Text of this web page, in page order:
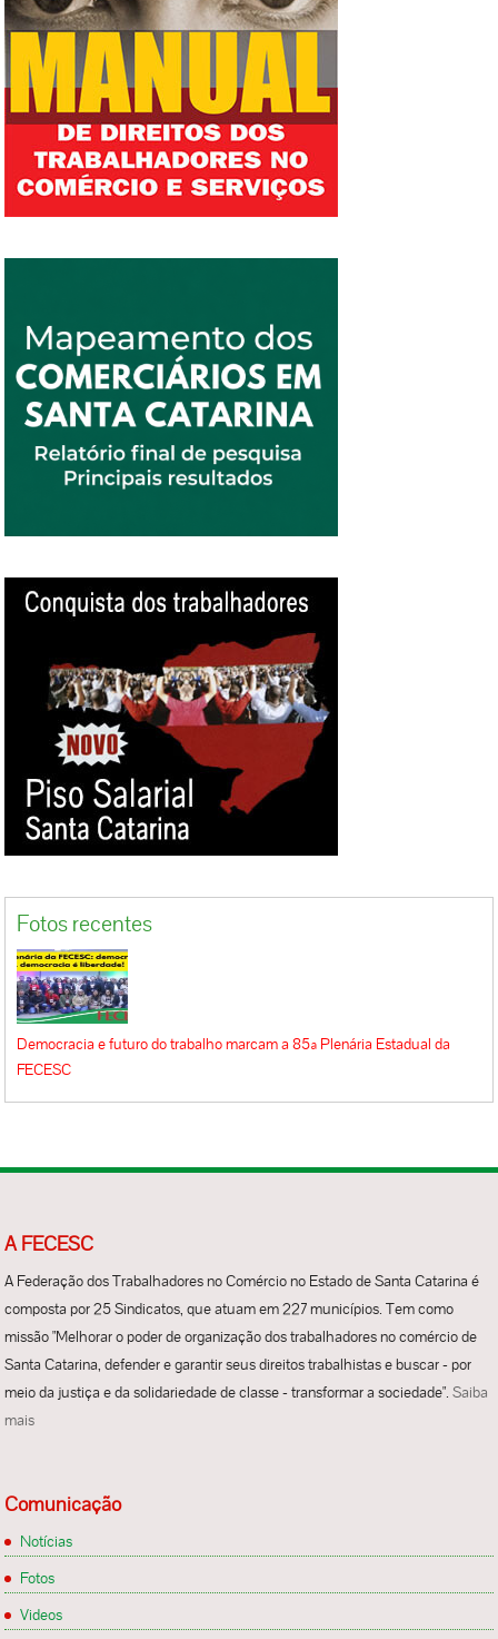
aumento real para o Salário Mínimo, e isso tem
que ser repassado para os demais salários.
“Nós tivemos um período de até sete anos em
que negociamos apenas a reposição do INPC,
isso não se concebe porque as mercadorias
subiram acima do INPC”, conclui Castanheira.
Rogério Correa, representante da CUT na
entrega da proposta dos trabalhadores,
acima da inflação deve interferir
tenha a sensibilidade de distribuir a renda do
estado de SC, que já tem um PIB significativo,
e essa riqueza possa também ir para o bolso
dos trabalhadores, que são os produtores
representante da Fetiesc também se mostra
otimista: “Os trabalhadores aguardam um bom
reajuste do Piso”. O presidente da Federação
“Após um período nebuloso, conseguimos
restabelecer a democracia no país, vivemos
uma época de pleno emprego no Estado e isso
vai nos favorecer na hora da negociação”.
Hamilton Vargas, do Sindicato dos Gráficos de
Florianópolis considera que “a aceitação dos
representantes patronais...
Fotos recentes
Democracia e futuro do trabalho marcam a 85ª Plenária Estadual da
FECESC
A FECESC
A Federação dos Trabalhadores no Comércio no Estado de Santa Catarina é
composta por 25 Sindicatos, que atuam em 227 municípios. Tem como
missão "Melhorar o poder de organização dos trabalhadores no comércio de
Santa Catarina, defender e garantir seus direitos trabalhistas e buscar - por
meio da justiça e da solidariedade de classe - transformar a sociedade".Saiba
mais
Comunicação
Notícias
Fotos
Videos